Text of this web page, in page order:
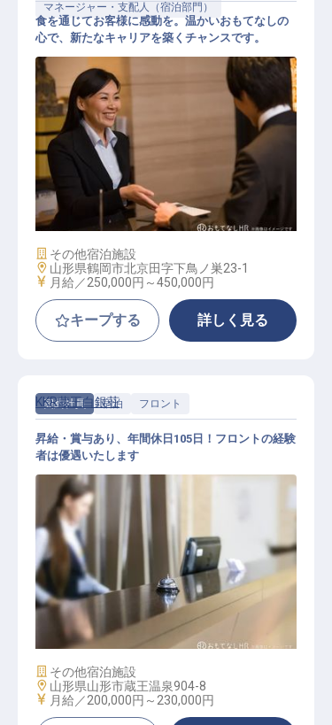
マネージャー・支配人（宿泊部門）
マネジメント スタッフ
食を通じてお客様に感動を。温かいおもてなしの
心で、新たなキャリアを築くチャンスです。
施設業態
その他宿泊施設
勤務地
山形県鶴岡市北京田字下鳥ノ巣23-1
給与
月給／250,000円～450,000円
キープする 詳しく見る
契約社員 宿泊 フロント
フロント
KKR蔵王白銀荘
昇給・賞与あり、年間休日105日！フロントの経験
者は優遇いたします
施設業態
その他宿泊施設
勤務地
山形県山形市蔵王温泉904-8
給与
月給／200,000円～ 230,000円